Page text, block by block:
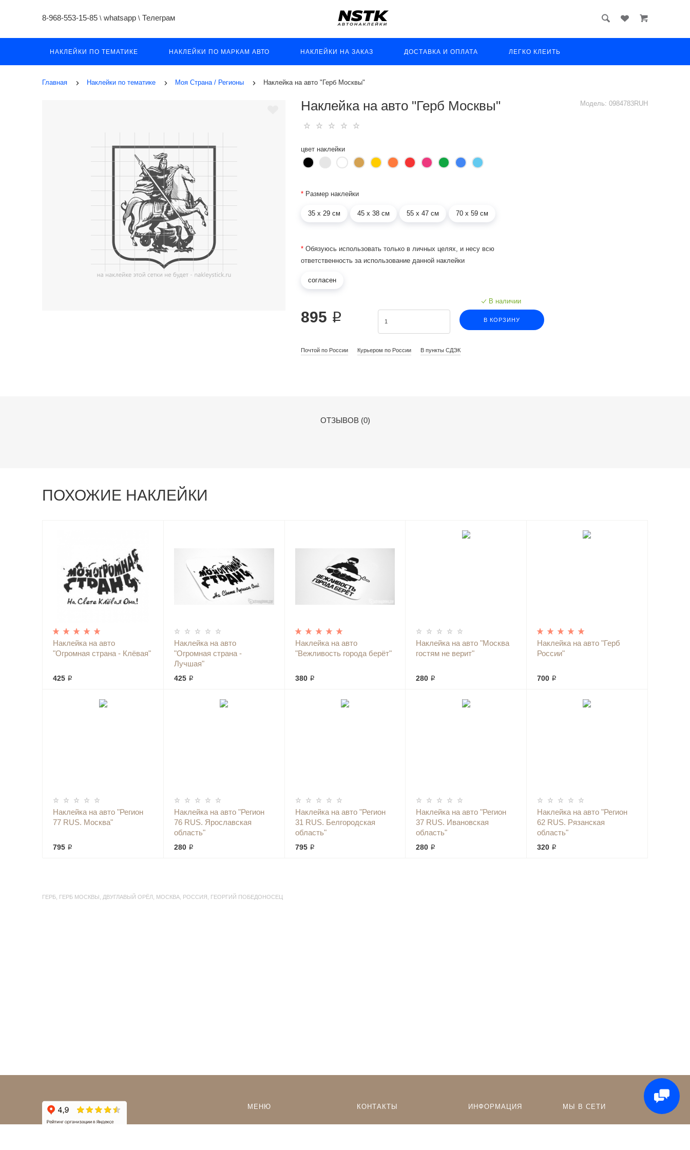
8-968-553-15-85 \whatsapp \ Телеграм
НАКЛЕЙКИ ПО ТЕМАТИКЕ НАКЛЕЙКИ ПО МАРКАМ АВТО НАКЛЕЙКИ НА ЗАКАЗ ДОСТАВКА И ОПЛАТА ЛЕГКО КЛЕИТЬ
Главная Наклейки по тематике Моя Страна / Регионы Наклейка на авто "Герб Москвы"
Модель: 0984783RUH
Наклейка на авто "Герб Москвы"
цвет наклейки
* Размер наклейки
35 х 29 см 45 х 38 см 55 х 47 см 70 х 59 см
*Обязуюсь использовать только в личных целях, и несу всю
ответственность за использование данной наклейки
согласен
895 ₽
В наличии
В КОРЗИНУ
Почтой по России Курьером по России В пункты СДЭК
ОТЗЫВОВ (0)
ПОХОЖИЕ НАКЛЕЙКИ
Наклейка на авто
"Огромная страна - Клёвая"
425 ₽
Наклейка на авто
"Огромная страна -
Лучшая"
425 ₽
Наклейка на авто
"Вежливость города берёт"
380 ₽
Наклейка на авто "Москва
гостям не верит"
280 ₽
Наклейка на авто "Герб
России"
700 ₽
Наклейка на авто "Регион
77 RUS. Москва"
795 ₽
Наклейка на авто "Регион
76 RUS. Ярославская
область"
280 ₽
Наклейка на авто "Регион
31 RUS. Белгородская
область"
795 ₽
Наклейка на авто "Регион
37 RUS. Ивановская
область"
280 ₽
Наклейка на авто "Регион
62 RUS. Рязанская
область"
320 ₽
ГЕРБ ГЕРБ МОСКВЫ ДВУГЛАВЫЙ ОРЁЛ МОСКВА РОССИЯ ГЕОРГИЙ ПОБЕДОНОСЕЦ
МЕНЮ КОНТАКТЫ
8-968-553-15-85
ИНФОРМАЦИЯ МЫ В СЕТИ